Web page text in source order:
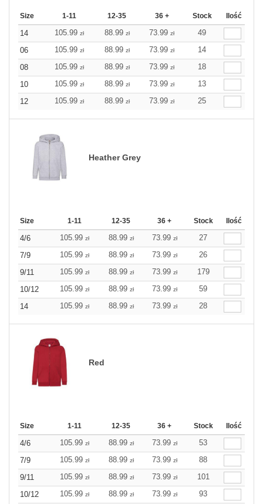
Size 1-11 12-35 36 + Stock Ilość
14 105.99 zł 88.99 zł 73.99 zł
49
06
105.99 zł 88.99 zł 73.99 zł
14
08
105.99 zł 88.99 zł 73.99 zł
18
10
105.99 zł 88.99 zł 73.99 zł
13
12
105.99 zł 88.99 zł 73.99 zł 25
Heather Grey
Size 1-11 12-35 36 + Stock Ilość
4/6 105.99 zł 88.99 zł 73.99 zł
27
7/9
105.99 zł 88.99 zł 73.99 zł
26
9/11
105.99 zł 88.99 zł 73.99 zł
179
10/12
105.99 zł 88.99 zł 73.99 zł
59
14
105.99 zł 88.99 zł 73.99 zł 28
Red
Size 1-11 12-35 36 + Stock Ilość
4/6 105.99 zł 88.99 zł 73.99 zł
53
7/9
105.99 zł 88.99 zł 73.99 zł
88
9/11
105.99 zł 88.99 zł 73.99 zł
101
10/12
105.99 zł 88.99 zł 73.99 zł
93